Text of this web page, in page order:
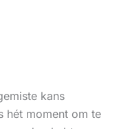
kans
hét moment om te